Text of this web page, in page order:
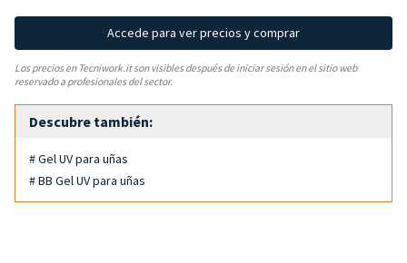
Accede para ver precios y comprar
Los precios en Tecniwork.it son visibles después de iniciar sesión en el sitio web
reservado a profesionales del sector.
Descubre también:
# Gel UV para uñas
# BB Gel UV para uñas